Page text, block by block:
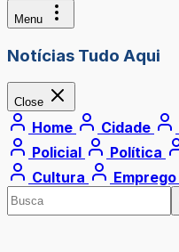
Menu
Notícias Tudo Aqui
Close
Home Cidade
Policial
Política
Cultura
Emprego